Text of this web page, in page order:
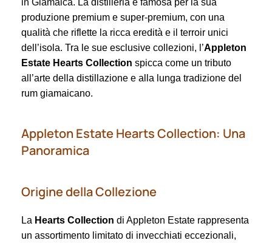
produzione premium e super-premium, con una
qualità che riflette la ricca eredità e il terroir unici
dell’isola. Tra le sue esclusive collezioni, l’Appleton
Estate Hearts Collection spicca come un tributo
all’arte della distillazione e alla lunga tradizione del
rum giamaicano.
Appleton Estate Hearts Collection: Una
Panoramica
Origine della Collezione
La Hearts Collection di Appleton Estate rappresenta
un assortimento limitato di invecchiati eccezionali,